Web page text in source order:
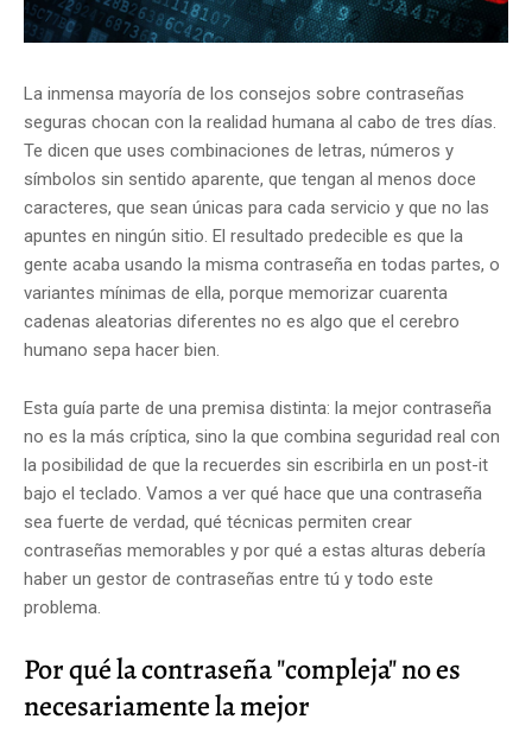
La inmensa mayoría de los consejos sobre contraseñas
seguras chocan con la realidad humana al cabo de tres días.
Te dicen que uses combinaciones de letras, números y
símbolos sin sentido aparente, que tengan al menos doce
caracteres, que sean únicas para cada servicio y que no las
apuntes en ningún sitio. El resultado predecible es que la
gente acaba usando la misma contraseña en todas partes, o
variantes mínimas de ella, porque memorizar cuarenta
cadenas aleatorias diferentes no es algo que el cerebro
humano sepa hacer bien.
Esta guía parte de una premisa distinta: la mejor contraseña
no es la más críptica, sino la que combina seguridad real con
la posibilidad de que la recuerdes sin escribirla en un post-it
bajo el teclado. Vamos a ver qué hace que una contraseña
sea fuerte de verdad, qué técnicas permiten crear
contraseñas memorables y por qué a estas alturas debería
haber un gestor de contraseñas entre tú y todo este
problema.
Por qué la contraseña "compleja" no es
necesariamente la mejor